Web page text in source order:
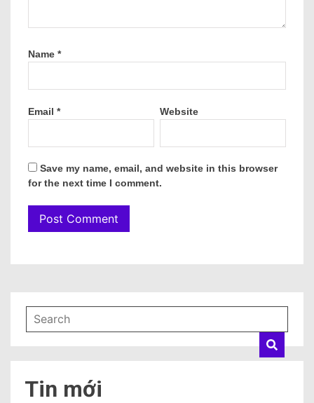
Name *
Email * Website
Save my name, email, and website in this browser
for the next time I comment.
Tin mới